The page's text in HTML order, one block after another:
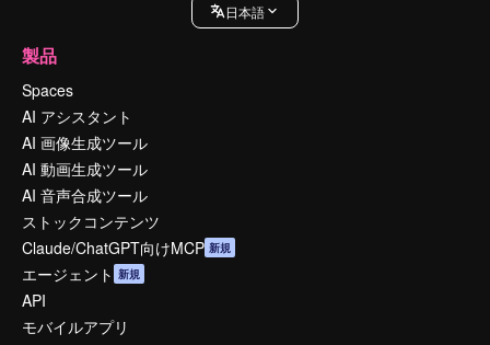
日本語
製品
Spaces
AI アシスタント
AI 画像生成ツール
AI 動画生成ツール
AI 音声合成ツール
ストックコンテンツ
Claude/ChatGPT向けMCP 新規
エージェント 新規
API
モバイルアプリ